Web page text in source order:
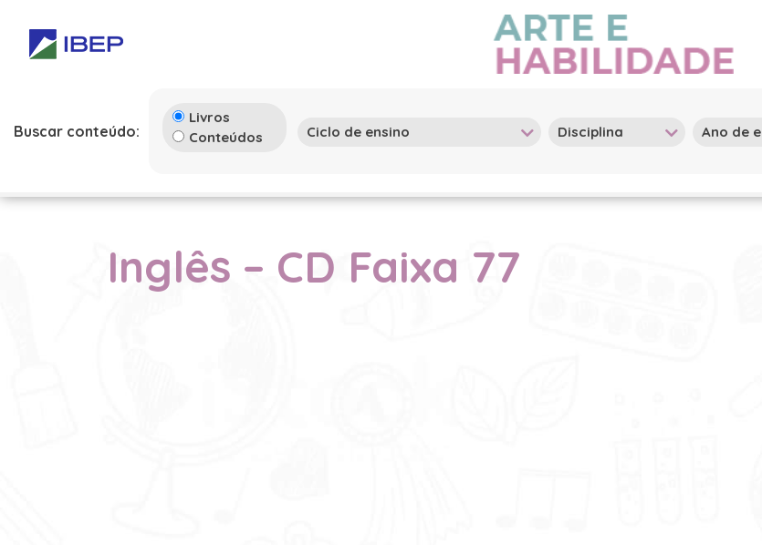
Buscar conteúdo:
Livros
Conteúdos
Inglês – CD Faixa 77